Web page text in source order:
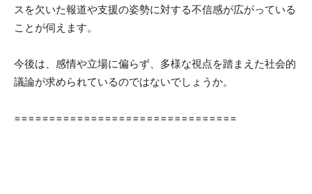
スを欠いた報道や支援の姿勢に対する不信感が広がっている
ことが伺えます。
今後は、感情や立場に偏らず、多様な視点を踏まえた社会的
議論が求められているのではないでしょうか。
================================